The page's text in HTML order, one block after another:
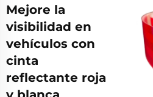
Mejore la
visibilidad en
vehículos con
cinta
reflectante roja